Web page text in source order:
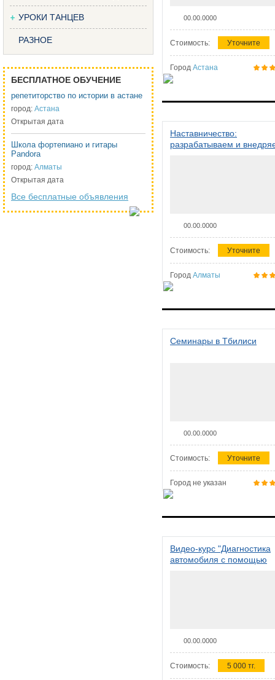
УРОКИ ТАНЦЕВ
РАЗНОЕ
БЕСПЛАТНОЕ ОБУЧЕНИЕ
репетиторство по истории в астане
город: Астана
Открытая дата
Школа фортепиано и гитары
Pandora
город: Алматы
Открытая дата
Все бесплатные объявления
00.00.0000
Стоимость: Уточните
Город Астана
Наставничество:
разрабатываем и
00.00.0000
Стоимость: Уточните
Город Алматы
Семинары в Тбилиси
00.00.0000
Стоимость: Уточните
Город не указан
Видео-курс "Диагностика
автомобиля с помощью
00.00.0000
Стоимость: 5 000 тг.